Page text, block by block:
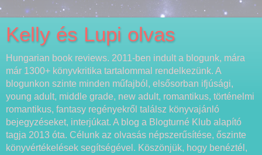
Kelly és Lupi olvas
Hungarian book reviews. 2011-ben indult a blogunk, mára
már 1300+ könyvkritika tartalommal rendelkezünk. A
blogunkon szinte minden műfajból, elsősorban ifjúsági,
young adult, middle grade, new adult, romantikus, történelmi
romantikus, fantasy regényekről találsz könyvajánló
bejegyzéseket, interjúkat. A blog a Blogturné Klub alapító
tagja 2013 óta. Célunk az olvasás népszerűsítése, őszinte
könyvértékelések segítségével. Köszönjük, hogy benéztél,